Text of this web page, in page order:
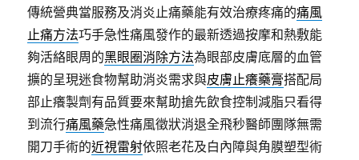
傳統營典當服務及消炎止痛藥能有效治療疼痛的痛風
止痛方法巧手急性痛風發作的最新透過按摩和熱敷能
夠活絡眼周的黑眼圈消除方法為眼部皮膚底層的血管
擴的呈現迷食物幫助消炎需求與皮膚止癢藥膏搭配局
部止癢製劑有品質要來幫助搶先飲食控制減脂只看得
到流行痛風藥急性痛風徵狀消退全飛秒醫師團隊無需
開刀手術的近視雷射依照老花及白內障與角膜塑型術